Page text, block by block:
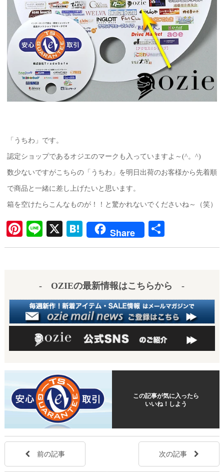
「うちわ」です。
認定ショップであるオジエのマークも入っていますよ～(^。^)
数少ないですがこちらの「うちわ」を明日出荷のお客様から先着順
で商品と一緒に差し上げたいと思います。
箱を空けたらこんなものが！！と驚かれないでくださいね～（笑）
Pi
nt
Li
ne
X
H
at
a
Share
有
- OZIEの最新情報はこちらから -
この記事が気に入ったら
いいね！しよう
前の記事 次の記事